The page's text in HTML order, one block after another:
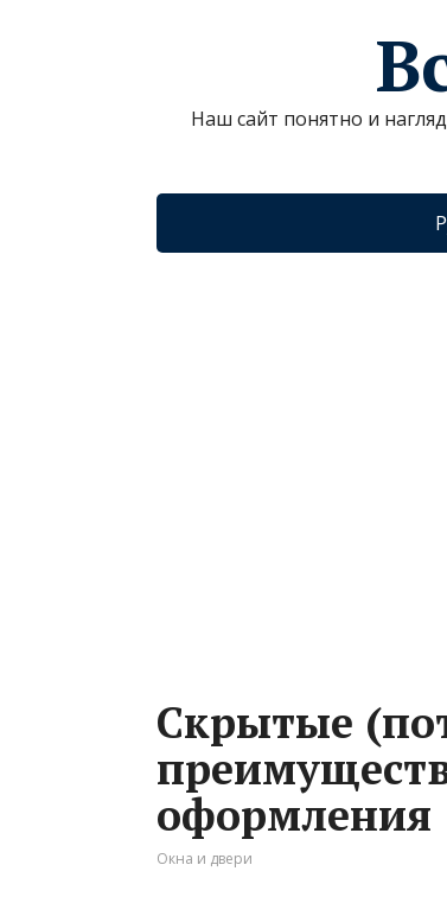
Наш сайт понятно и
Скрытые
оформления
Окна и двери